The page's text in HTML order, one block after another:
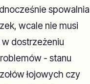
spowalnia
wcale nie musi
dostrzeżeniu
- stanu
łojowych czy